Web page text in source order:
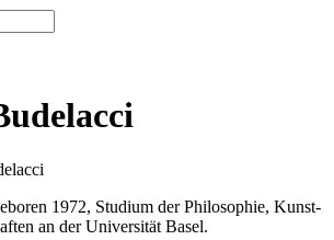
1972, Studium der Philosophie, Kunst-
an der Universität Basel.